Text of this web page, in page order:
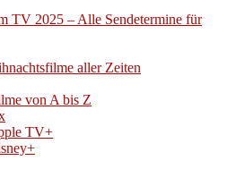
TV 2025 – Alle Sendetermine für
aller Zeiten
von A bis Z
TV+